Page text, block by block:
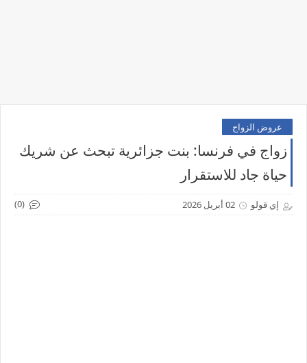
عروض الزواج
زواج في فرنسا: بنت جزائرية تبحث عن شريك
حياة جاد للاستقرار
إي قولو 02 أبريل 2026 (0)